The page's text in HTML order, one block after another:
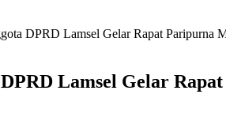
DPRD Lamsel Gelar Rapat Paripurna
DPRD Lamsel Gelar